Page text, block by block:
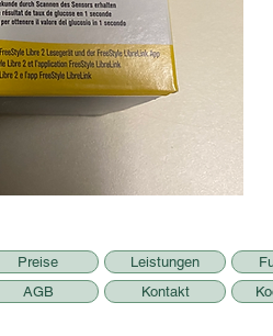
Preise Leistungen
AGB Kontakt